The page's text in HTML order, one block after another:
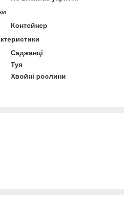
Контейнер
Саджанці
Туя
Хвойні рослини